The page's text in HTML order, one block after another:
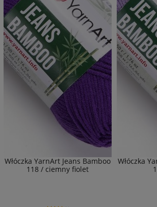
Włóczka YarnArt Jeans Bamboo
118 / ciemny fiolet
Włóczka